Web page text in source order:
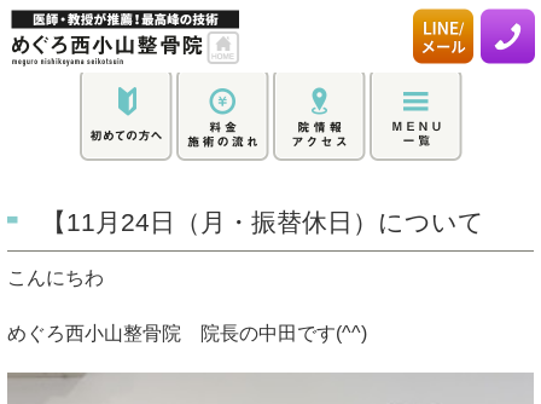
【11月24日（月・振替休日）について
こんにちわ
めぐろ西小山整骨院 院長の中田です(^^)